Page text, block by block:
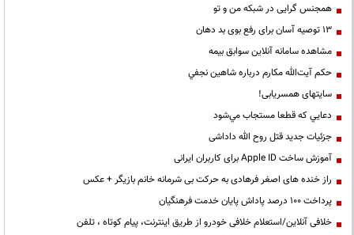
همجنس گرایی در شبکه من و تو
13 توصیه آسان برای رفع بوی بد دهان
مشاهده سامانه آنلاين سوابق بیمه
حكم آيت‌الله مكارم درباره شاهين نجفي
سایتهای همسریابی!
دعايي كه قطعا مستجاب مي‌شود
جزئیات جدید قتل روح الله داداشی
آموزش ساخت Apple ID برای کاربران ایرانی
راز خنده های اصغر فرهادی به حرکت بی شرمانه خانم بازیگر + عکس
پرداخت ۱۰۰ درصد پاداش پایان خدمت فرهنگیان
خلافی آنلاین/استعلام خلافی خودرو از طریق اینترنت، پیام کوتاه ، تلفن